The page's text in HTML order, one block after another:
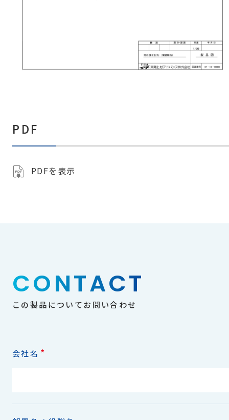
PDF
PDFを表示
CONTACT
この製品についてお問い合わせ
会社名 *